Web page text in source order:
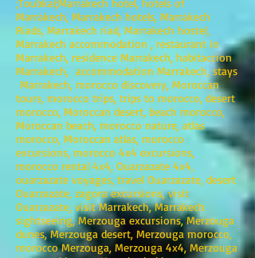
;Toubkal;Marrakech hotel, hotels of
Marrakech, Marrakech hotels, Marrakech
Riads, Marrakech riad, Marrakech hostel,
Marrakech accommodation , restaurant in
Marrakech, residence Marrakech, habitaccion
Marrakech, accommodation Marrakech, stays
Marrakech, morocco discovery, Moroccan
tours, morocco trips, trips to morocco, desert
morocco, Moroccan desert, beach morocco,
Moroccan beach, morocco nature, atlas
morocco, Moroccan atlas, morocco
excursions, morocco 4x4 excursions,
morocco rental 4x4, Ouarzazate 4x4,
ouarzazate voyages, travel Ouarzazate, desert
Ouarzazate, zagora excursions, visit
Ouarzazate, visit Marrakech, Marrakech
sightseeing, Merzouga excursions, Merzouga
dunes, Merzouga desert, Merzouga morocco,
morocco Merzouga, Merzouga 4x4, Merzouga